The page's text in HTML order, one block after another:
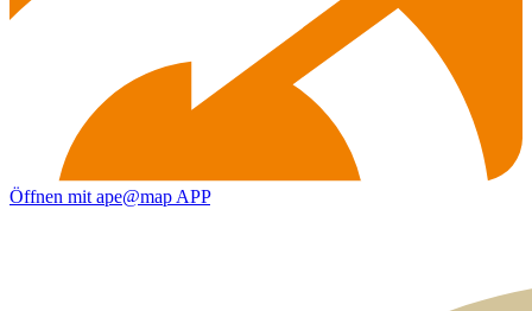
Öffnen mit ape@map APP